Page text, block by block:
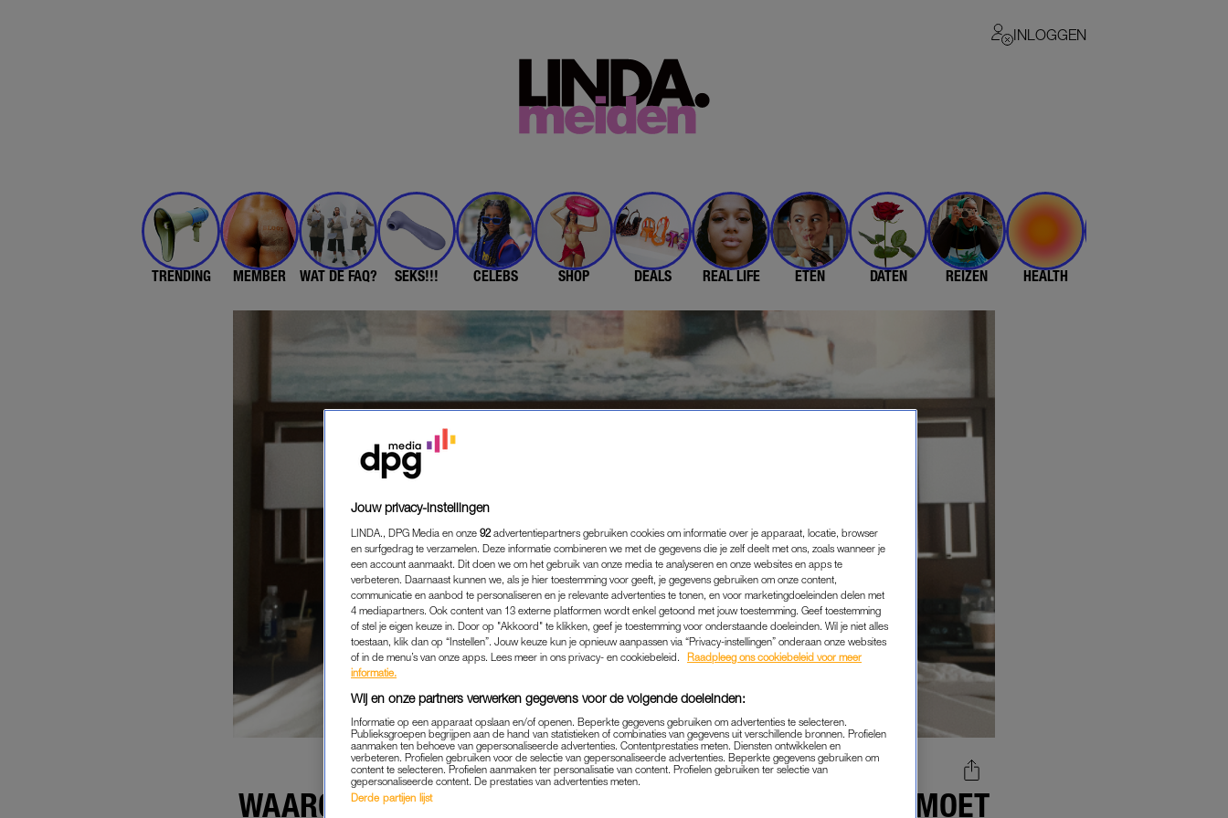
INLOGGEN
TRENDING MEMBER WAT DE FAQ? SEKS!!! CELEBS SHOP DEALS REAL LIFE ETEN DATEN REIZEN HEALTH
WAAROM JE ’S NACHTS NIET NAAR JE GEDACHTEN MOET
MENTALE GEZONDHEID|WIL JE WETEN
Jouw privacy-instellingen
LINDA., DPG Media en onze 92 advertentiepartners gebruiken cookies om informatie over je apparaat, locatie, browser
en surfgedrag te verzamelen. Deze informatie combineren we met de gegevens die je zelf deelt met ons, zoals wanneer je
een account aanmaakt. Dit doen we om het gebruik van onze media te analyseren en onze websites en apps te
verbeteren. Daarnaast kunnen we, als je hier toestemming voor geeft, je gegevens gebruiken om onze content,
communicatie en aanbod te personaliseren en je relevante advertenties te tonen, en voor marketingdoeleinden delen met
4 mediapartners. Ook content van 13 externe platformen wordt enkel getoond met jouw toestemming. Geef toestemming
of stel je eigen keuze in. Door op "Akkoord" te klikken, geef je toestemming voor onderstaande doeleinden. Wil je niet alles
toestaan, klik dan op “Instellen”. Jouw keuze kun je opnieuw aanpassen via “Privacy-instellingen” onderaan onze websites
of in de menu’s van onze apps. Lees meer in ons privacy- en cookiebeleid.
Raadpleeg ons cookiebeleid voor meer
informatie.
Wij en onze partners verwerken gegevens voor de volgende doeleinden:
Informatie op een apparaat opslaan en/of openen. Beperkte gegevens gebruiken om advertenties te selecteren.
Publieksgroepen begrijpen aan de hand van statistieken of combinaties van gegevens uit verschillende bronnen. Profielen
aanmaken ten behoeve van gepersonaliseerde advertenties. Contentprestaties meten. Diensten ontwikkelen en
verbeteren. Profielen gebruiken voor de selectie van gepersonaliseerde advertenties. Beperkte gegevens gebruiken om
content te selecteren. Profielen aanmaken ter personalisatie van content. Profielen gebruiken ter selectie van
gepersonaliseerde content. De prestaties van advertenties meten.
Derde partijen lijst